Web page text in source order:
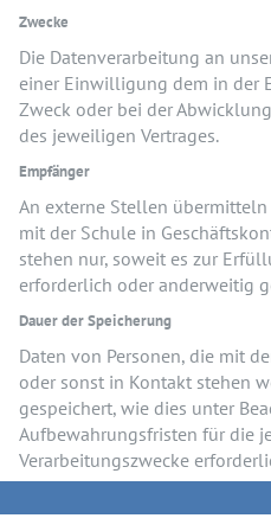
Zwecke
Die Datenverarbeitung an
einer Einwilligung dem in der
Zweck oder bei der
des jeweiligen Vertrages.
Empfänger
An externe Stellen
mit der Schule in
stehen nur, soweit es zur
erforderlich oder anderweitig
Dauer der Speicherung
Daten von Personen, die mit
oder sonst in Kontakt stehen
gespeichert, wie dies unter
Aufbewahrungsfristen für die
Verarbeitungszwecke